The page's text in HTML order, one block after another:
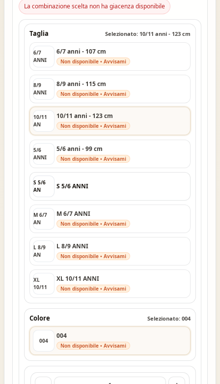
La combinazione scelta non ha giacenza disponibile
Taglia Selezionato: 10/11 anni - 123 cm
6/7
ANNI
6/7 anni - 107 cm
Non disponibile • Avvisami
8/9
ANNI
8/9 anni - 115 cm
Non disponibile • Avvisami
10/11
AN
10/11 anni - 123 cm
Non disponibile • Avvisami
5/6
ANNI
5/6 anni - 99 cm
Non disponibile • Avvisami
S 5/6
AN
S 5/6 ANNI
M 6/7
AN
M 6/7 ANNI
Non disponibile • Avvisami
L 8/9
AN
L 8/9 ANNI
Non disponibile • Avvisami
XL
10/11
XL 10/11 ANNI
Non disponibile • Avvisami
Colore Selezionato: 004
004
004
Non disponibile • Avvisami